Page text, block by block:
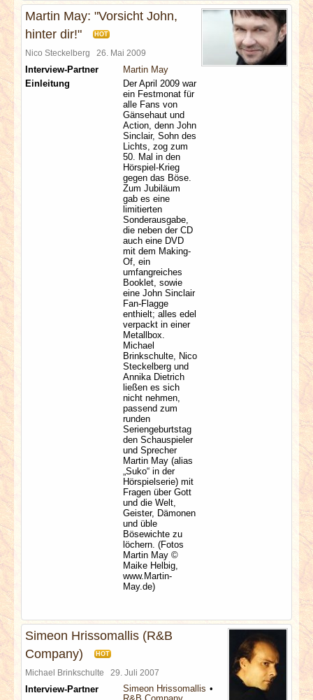
Martin May: "Vorsicht John,
hinter dir!"
HOT
Nico Steckelberg 26. Mai 2009
Interview-Partner
Martin May
Einleitung
Der April 2009 war
ein Festmonat für
alle Fans von
Gänsehaut und
Action, denn John
Sinclair, Sohn des
Lichts, zog zum
50. Mal in den
Hörspiel-Krieg
gegen das Böse.
Zum Jubiläum
gab es eine
limitierten
Sonderausgabe,
die neben der CD
auch eine DVD
mit dem Making-
Of, ein
umfangreiches
Booklet, sowie
eine John Sinclair
Fan-Flagge
enthielt; alles edel
verpackt in einer
Metallbox.
Michael
Brinkschulte, Nico
Steckelberg und
Annika Dietrich
ließen es sich
nicht nehmen,
passend zum
runden
Seriengeburtstag
den Schauspieler
und Sprecher
Martin May (alias
„Suko“ in der
Hörspielserie) mit
Fragen über Gott
und die Welt,
Geister, Dämonen
und üble
Bösewichte zu
löchern. (Fotos
Martin May ©
Maike Helbig,
www.Martin-
May.de)
Simeon Hrissomallis (R&B
Company)
HOT
Michael Brinkschulte 29. Juli 2007
Interview-Partner
Simeon Hrissomallis